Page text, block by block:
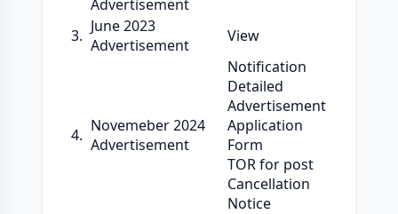
Advertisement
3. June 2023
Advertisement
View
4. Novemeber 2024
Advertisement
Notification
Detailed
Advertisement
Application
Form
TOR for post
Cancellation
Notice